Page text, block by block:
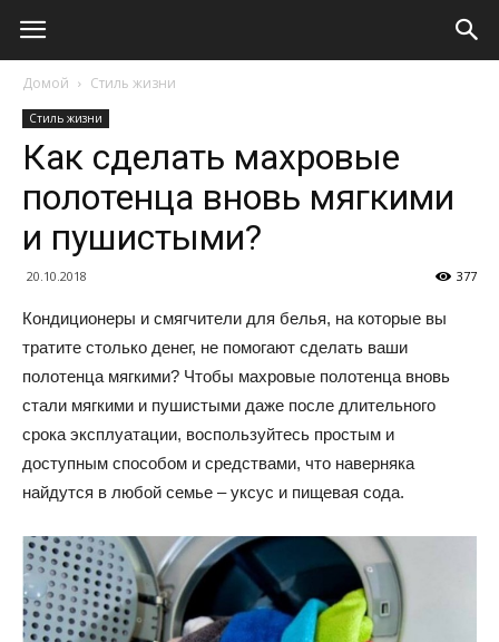
Домой Стиль жизни
Стиль жизни
Как сделать махровые
полотенца вновь мягкими
и пушистыми?
20.10.2018 377
Кондиционеры и смягчители для белья, на которые вы
тратите столько денег, не помогают сделать ваши
полотенца мягкими? Чтобы махровые полотенца вновь
стали мягкими и пушистыми даже после длительного
срока эксплуатации, воспользуйтесь простым и
доступным способом и средствами, что наверняка
найдутся в любой семье – уксус и пищевая сода.